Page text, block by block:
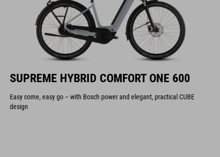
SUPREME HYBRID COMFORT ONE 600
Easy come, easy go – with Bosch power and elegant, practical CUBE
design